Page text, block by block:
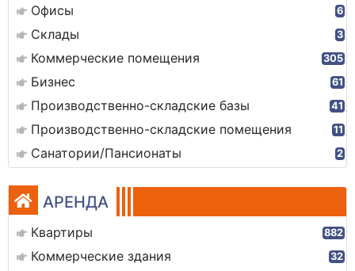
Офисы 6
Склады 3
Коммерческие помещения 305
Бизнес 61
Производственно-складские базы 41
Производственно-складские помещения 11
Санатории/Пансионаты 2
АРЕНДА
Квартиры 882
Коммерческие здания 32